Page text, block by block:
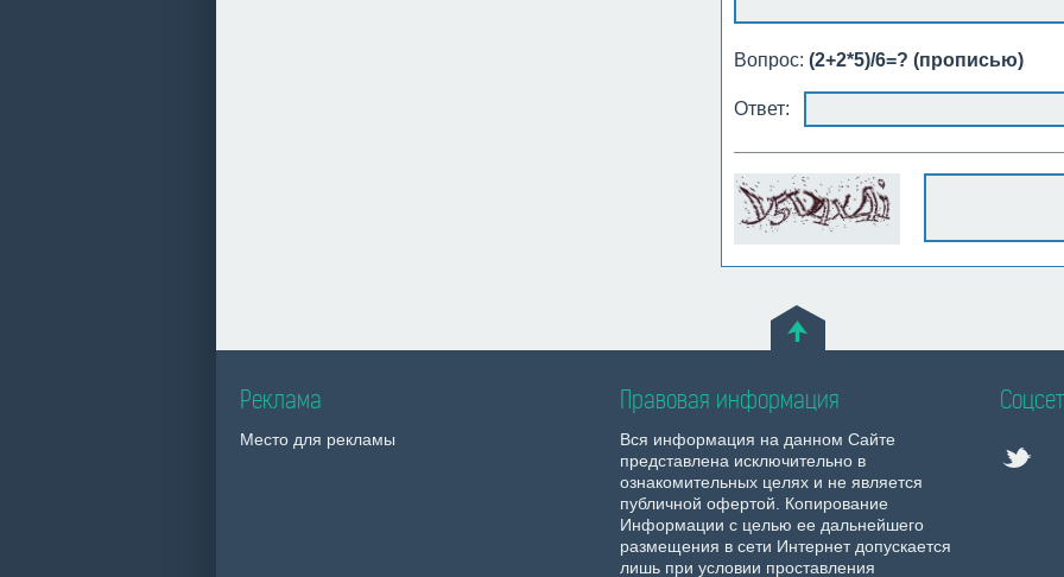
Вопрос: (2+2*5)/6=? (прописью)
Ответ:
Реклама
Место для рекламы
Правовая информация
Вся информация на данном Сайте
представлена исключительно в
ознакомительных целях и не является
публичной офертой. Копирование
Информации с целью ее дальнейшего
размещения в сети Интернет допускается
лишь при условии проставления